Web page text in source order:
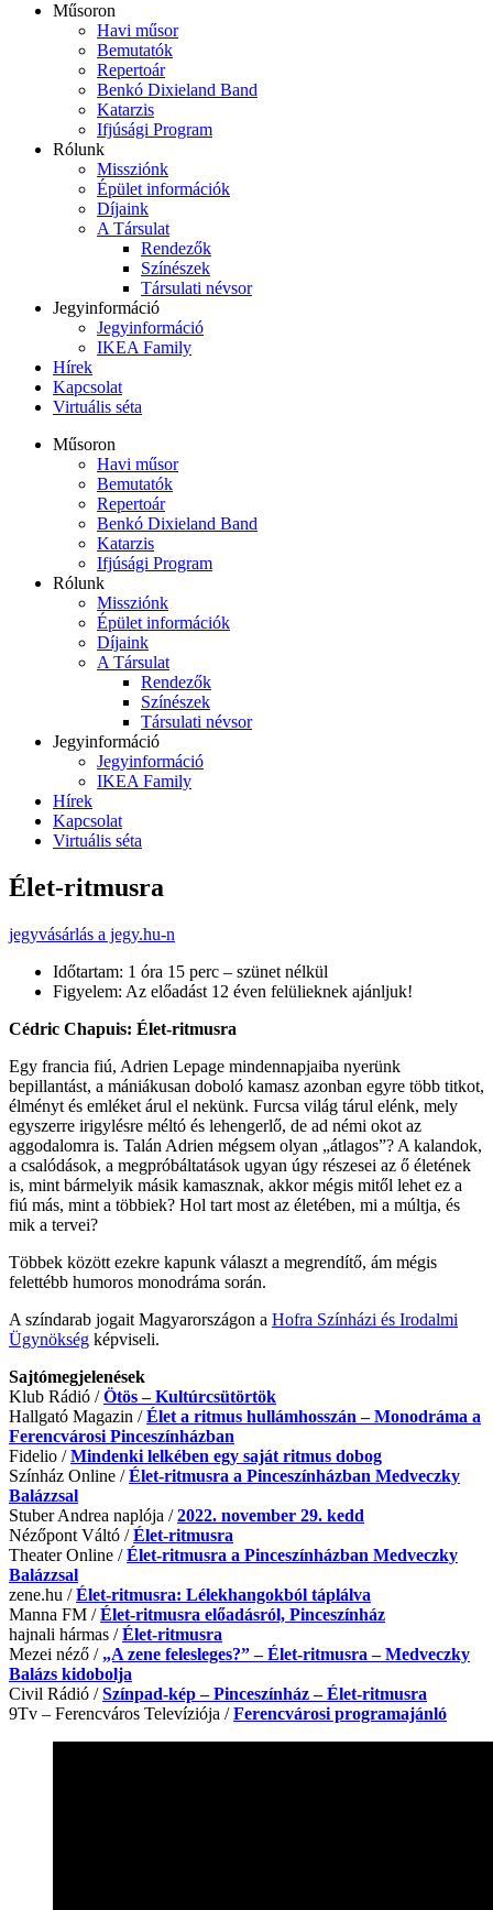
Műsoron
Havi műsor
Bemutatók
Repertoár
Benkó Dixieland Band
Katarzis
Ifjúsági Program
Rólunk
Missziónk
Épület információk
Díjaink
A Társulat
Rendezők
Színészek
Társulati névsor
Jegyinformáció
Jegyinformáció
IKEA Family
Hírek
Kapcsolat
Virtuális séta
Műsoron
Havi műsor
Bemutatók
Repertoár
Benkó Dixieland Band
Katarzis
Ifjúsági Program
Rólunk
Missziónk
Épület információk
Díjaink
A Társulat
Rendezők
Színészek
Társulati névsor
Jegyinformáció
Jegyinformáció
IKEA Family
Hírek
Kapcsolat
Virtuális séta
Élet-ritmusra
jegyvásárlás a jegy.hu-n
Időtartam: 1 óra 15 perc – szünet nélkül
Figyelem: Az előadást 12 éven felülieknek ajánljuk!
Cédric Chapuis: Élet-ritmusra
Egy francia fiú, Adrien Lepage mindennapjaiba nyerünk
bepillantást, a mániákusan doboló kamasz azonban egyre több titkot,
élményt és emléket árul el nekünk. Furcsa világ tárul elénk, mely
egyszerre irigylésre méltó és lehengerlő, de ad némi okot az
aggodalomra is. Talán Adrien mégsem olyan „átlagos”? A kalandok,
a csalódások, a megpróbáltatások ugyan úgy részesei az ő életének
is, mint bármelyik másik kamasznak, akkor mégis mitől lehet ez a
fiú más, mint a többiek? Hol tart most az életében, mi a múltja, és
mik a tervei?
Többek között ezekre kapunk választ a megrendítő, ám mégis
felettébb humoros monodráma során.
A színdarab jogait Magyarországon a Hofra Színházi és Irodalmi
Ügynökség képviseli.
Sajtómegjelenések
Klub Rádió /Ötös – Kultúrcsütörtök
Hallgató Magazin /Élet a ritmus hullámhosszán – Monodráma a
Ferencvárosi Pinceszínházban
Fidelio /Mindenki lelkében egy saját ritmus dobog
Színház Online /Élet-ritmusra a Pinceszínházban Medveczky
Balázzsal
Stuber Andrea naplója /2022. november 29. kedd
Nézőpont Váltó /Élet-ritmusra
Theater Online /Élet-ritmusra a Pinceszínházban Medveczky
Balázzsal
zene.hu /Élet-ritmusra: Lélekhangokból táplálva
Manna FM /Élet-ritmusra előadásról, Pinceszínház
hajnali hármas /Élet-ritmusra
Mezei néző / „A zene felesleges?” – Élet-ritmusra – Medveczky
Balázs kidobolja
Civil Rádió /Színpad-kép – Pinceszínház – Élet-ritmusra
9Tv – Ferencváros Televíziója /Ferencvárosi programajánló